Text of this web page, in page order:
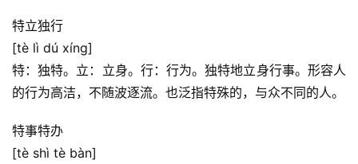
特立独行
[tè lì dú xíng]
特：独特。立：立身。行：行为。独特地立身行事。形容人
的行为高洁，不随波逐流。也泛指特殊的，与众不同的人。
特事特办
[tè shì tè bàn]